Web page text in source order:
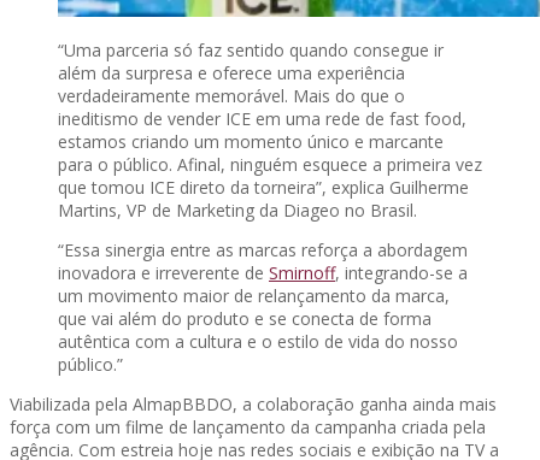
“Uma parceria só faz sentido quando consegue ir
além da surpresa e oferece uma experiência
verdadeiramente memorável. Mais do que o
ineditismo de vender ICE em uma rede de fast food,
estamos criando um momento único e marcante
para o público. Afinal, ninguém esquece a primeira vez
que tomou ICE direto da torneira”, explica Guilherme
Martins, VP de Marketing da Diageo no Brasil.
“Essa sinergia entre as marcas reforça a abordagem
inovadora e irreverente de Smirnoff, integrando-se a
um movimento maior de relançamento da marca,
que vai além do produto e se conecta de forma
autêntica com a cultura e o estilo de vida do nosso
público.”
Viabilizada pela AlmapBBDO, a colaboração ganha ainda mais
força com um filme de lançamento da campanha criada pela
agência. Com estreia hoje nas redes sociais e exibição na TV a